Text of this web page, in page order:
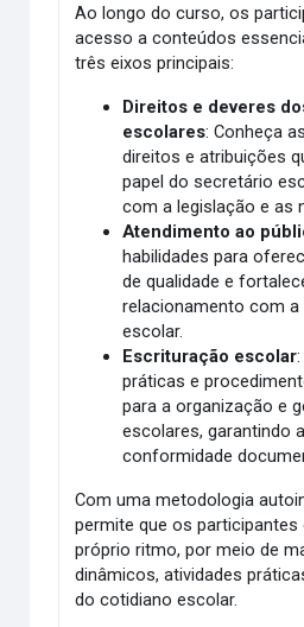
Ao longo do curso, os
acesso a conteúdos
três eixos principais:
Direitos e deveres
escolares: Conheça
direitos e atribuições
papel do secretário
com a legislação e as
Atendimento ao
habilidades para
de qualidade e
relacionamento com a
escolar.
Escrituração escolar
práticas e
para a organização e
escolares, garantindo
conformidade
Com uma metodologia
permite que os
próprio ritmo, por meio de
dinâmicos, atividades
do cotidiano escolar.